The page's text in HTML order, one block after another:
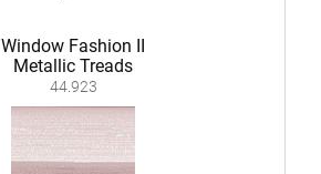
Window Fashion II
Metallic Treads
44.923